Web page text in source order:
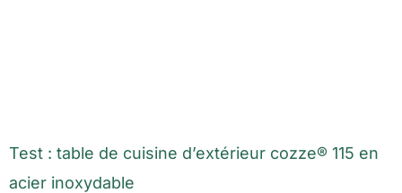
Test : table de cuisine d’extérieur cozze® 115 en
acier inoxydable